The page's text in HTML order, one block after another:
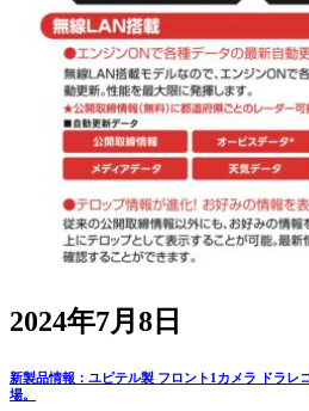
2024年7月8日
新製品情報：ユピテル製 フロント1カメラ ドラレ
場。